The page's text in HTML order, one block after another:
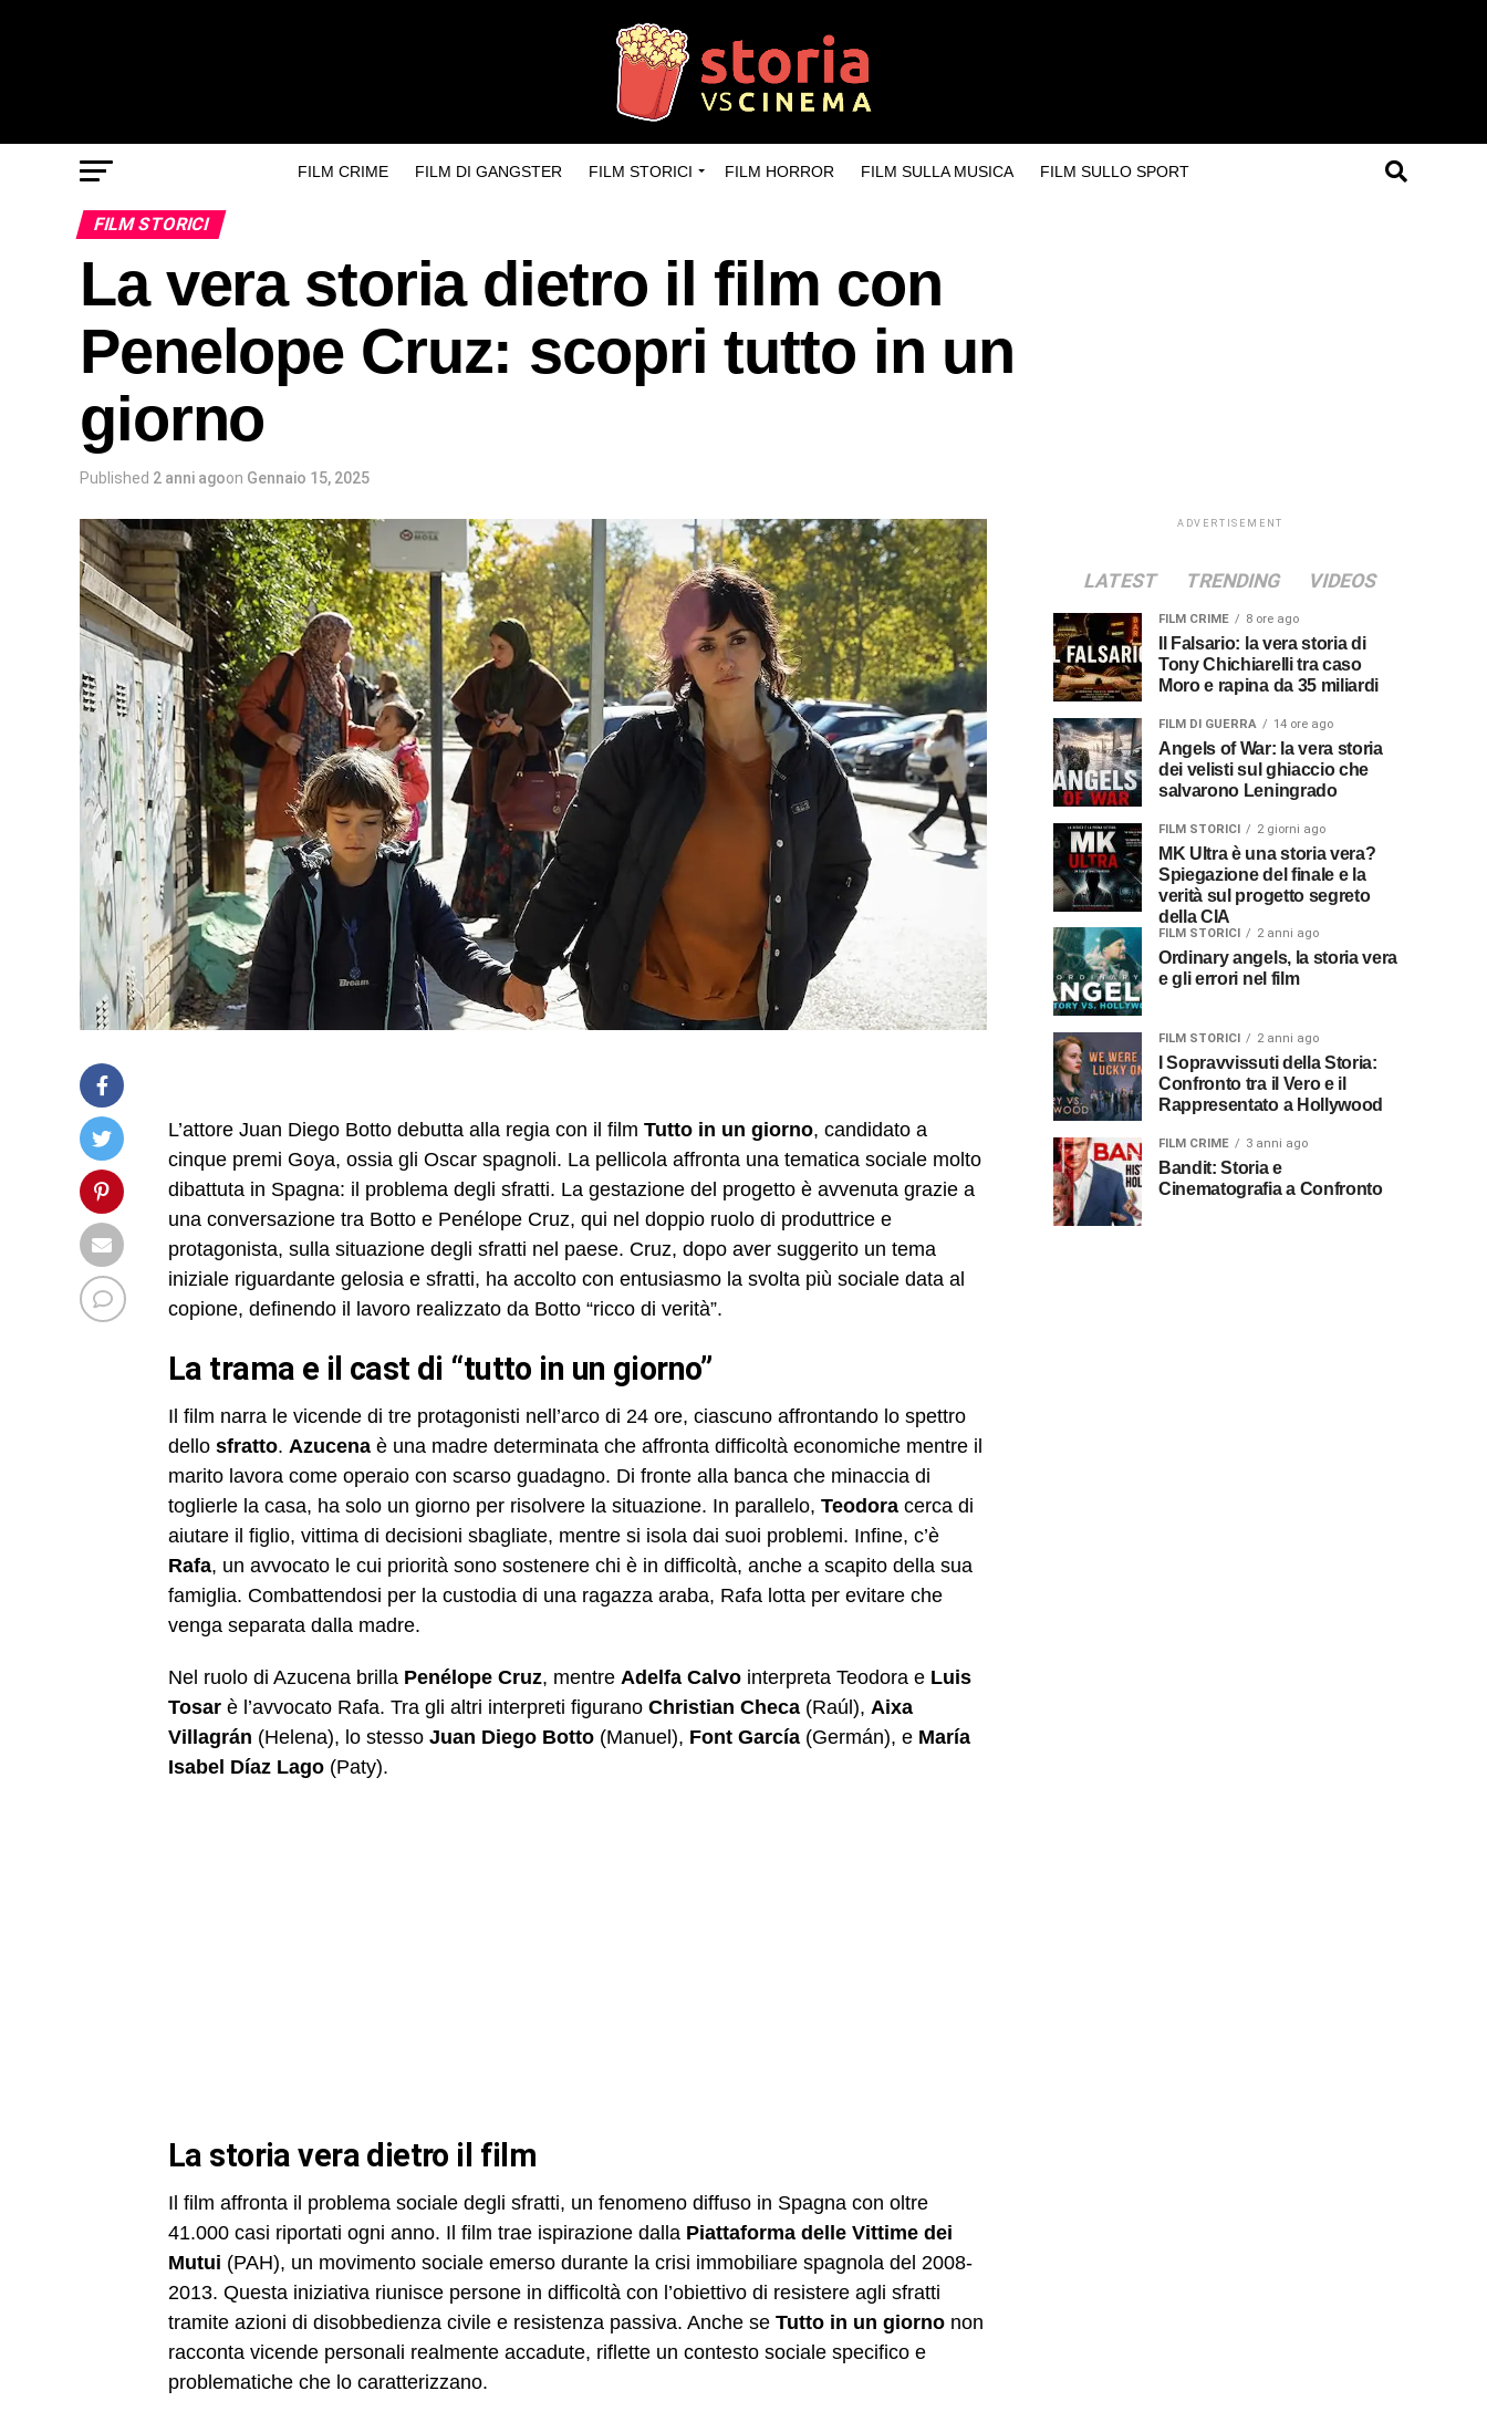
FILM CRIME FILM DI GANGSTER FILM STORICI FILM HORROR FILM SULLA MUSICA FILM SULLO SPORT
FILM STORICI
La vera storia dietro il film con
Penelope Cruz: scopri tutto in un
giorno
Published 2 anni agoon Gennaio 15, 2025
L’attore Juan Diego Botto debutta alla regia con il film Tutto in un giorno, candidato a
cinque premi Goya, ossia gli Oscar spagnoli. La pellicola affronta una tematica sociale molto
dibattuta in Spagna: il problema degli sfratti. La gestazione del progetto è avvenuta grazie a
una conversazione tra Botto e Penélope Cruz, qui nel doppio ruolo di produttrice e
protagonista, sulla situazione degli sfratti nel paese. Cruz, dopo aver suggerito un tema
iniziale riguardante gelosia e sfratti, ha accolto con entusiasmo la svolta più sociale data al
copione, definendo il lavoro realizzato da Botto “ricco di verità”.
la trama e il cast di “tutto in un giorno”
Il film narra le vicende di tre protagonisti nell’arco di 24 ore, ciascuno affrontando lo spettro
dello sfratto. Azucena è una madre determinata che affronta difficoltà economiche mentre il
marito lavora come operaio con scarso guadagno. Di fronte alla banca che minaccia di
toglierle la casa, ha solo un giorno per risolvere la situazione. In parallelo, Teodora cerca di
aiutare il figlio, vittima di decisioni sbagliate, mentre si isola dai suoi problemi. Infine, c’è
Rafa, un avvocato le cui priorità sono sostenere chi è in difficoltà, anche a scapito della sua
famiglia. Combattendosi per la custodia di una ragazza araba, Rafa lotta per evitare che
venga separata dalla madre.
Nel ruolo di Azucena brilla Penélope Cruz, mentre Adelfa Calvo interpreta Teodora e Luis
Tosar è l’avvocato Rafa. Tra gli altri interpreti figurano Christian Checa (Raúl), Aixa
Villagrán (Helena), lo stesso Juan Diego Botto (Manuel), Font García (Germán), e María
Isabel Díaz Lago (Paty).
la storia vera dietro il film
Il film affronta il problema sociale degli sfratti, un fenomeno diffuso in Spagna con oltre
41.000 casi riportati ogni anno. Il film trae ispirazione dalla Piattaforma delle Vittime dei
Mutui (PAH), un movimento sociale emerso durante la crisi immobiliare spagnola del 2008-
2013. Questa iniziativa riunisce persone in difficoltà con l’obiettivo di resistere agli sfratti
tramite azioni di disobbedienza civile e resistenza passiva. Anche se Tutto in un giorno non
racconta vicende personali realmente accadute, riflette un contesto sociale specifico e
problematiche che lo caratterizzano.
ADVERTISEMENT
LATEST TRENDING VIDEOS
FILM CRIME 8 ore ago
Tony Chichiarelli tra caso
Moro e rapina da 35 miliardi
FILM DI GUERRA 14 ore ago
Angels of War: la vera storia
dei velisti sul ghiaccio che
salvarono Leningrado
FILM STORICI 2 giorni ago
MK Ultra è una storia vera?
Spiegazione del finale e la
verità sul progetto segreto
della CIA
FILM STORICI 2 anni ago
Ordinary angels, la storia vera
e gli errori nel film
FILM STORICI 2 anni ago
Confronto tra il Vero e il
Rappresentato a Hollywood
FILM CRIME 3 anni ago
Bandit: Storia e
Cinematografia a Confronto